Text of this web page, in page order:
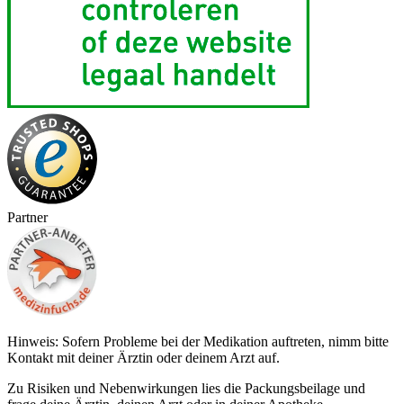
Partner
Hinweis: Sofern Probleme bei der Medikation auftreten, nimm bitte
Kontakt mit deiner Ärztin oder deinem Arzt auf.
Zu Risiken und Nebenwirkungen lies die Packungsbeilage und